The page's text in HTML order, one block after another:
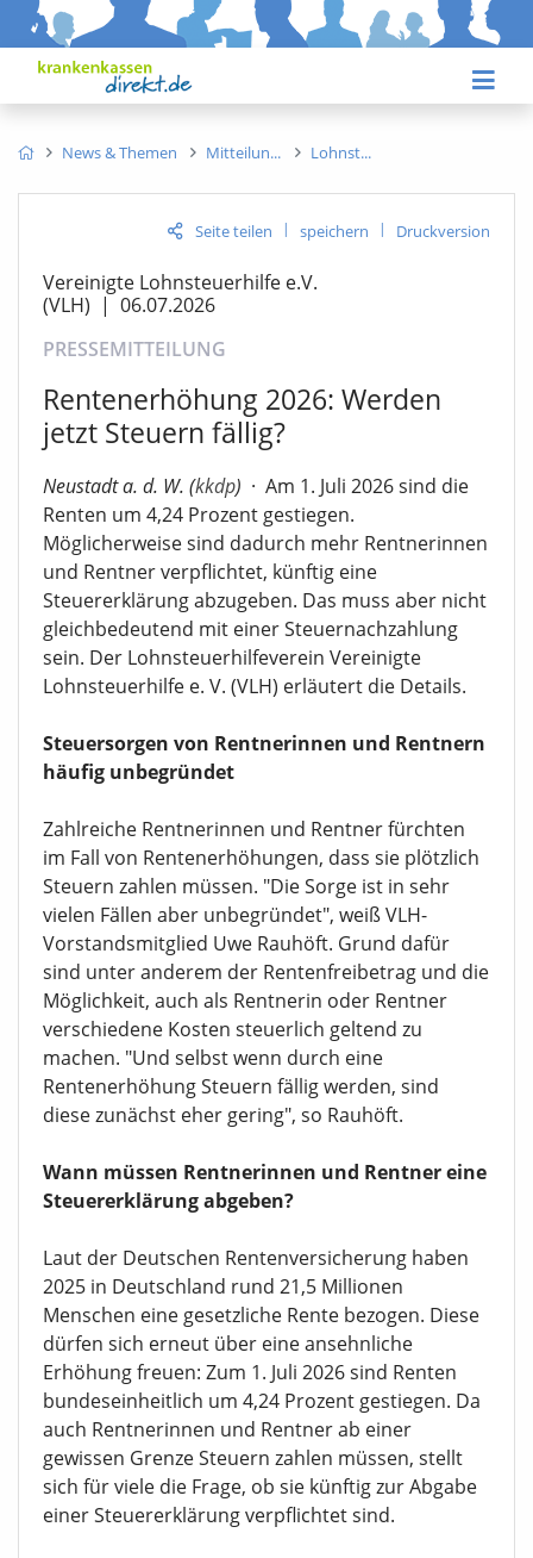
News & Themen Mitteilun Lohnst
Seite teilen | speichern | Druckversion
Vereinigte Lohnsteuerhilfe e.V.
(VLH) | 06.07.2026
PRESSEMITTEILUNG
Rentenerhöhung 2026: Werden
jetzt Steuern fällig?
Neustadt a. d. W. (kkdp) · Am 1. Juli 2026 sind die
Renten um 4,24 Prozent gestiegen.
Möglicherweise sind dadurch mehr Rentnerinnen
und Rentner verpflichtet, künftig eine
Steuererklärung abzugeben. Das muss aber nicht
gleichbedeutend mit einer Steuernachzahlung
sein. Der Lohnsteuerhilfeverein Vereinigte
Lohnsteuerhilfe e. V. (VLH) erläutert die Details.
Steuersorgen von Rentnerinnen und Rentnern
häufig unbegründet
Zahlreiche Rentnerinnen und Rentner fürchten
im Fall von Rentenerhöhungen, dass sie plötzlich
Steuern zahlen müssen. "Die Sorge ist in sehr
vielen Fällen aber unbegründet", weiß VLH-
Vorstandsmitglied Uwe Rauhöft. Grund dafür
sind unter anderem der Rentenfreibetrag und die
Möglichkeit, auch als Rentnerin oder Rentner
verschiedene Kosten steuerlich geltend zu
machen. "Und selbst wenn durch eine
Rentenerhöhung Steuern fällig werden, sind
diese zunächst eher gering", so Rauhöft.
Wann müssen Rentnerinnen und Rentner eine
Steuererklärung abgeben?
Laut der Deutschen Rentenversicherung haben
2025 in Deutschland rund 21,5 Millionen
Menschen eine gesetzliche Rente bezogen. Diese
dürfen sich erneut über eine ansehnliche
Erhöhung freuen: Zum 1. Juli 2026 sind Renten
bundeseinheitlich um 4,24 Prozent gestiegen. Da
auch Rentnerinnen und Rentner ab einer
gewissen Grenze Steuern zahlen müssen, stellt
sich für viele die Frage, ob sie künftig zur Abgabe
einer Steuererklärung verpflichtet sind.